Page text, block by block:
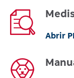
Abrir